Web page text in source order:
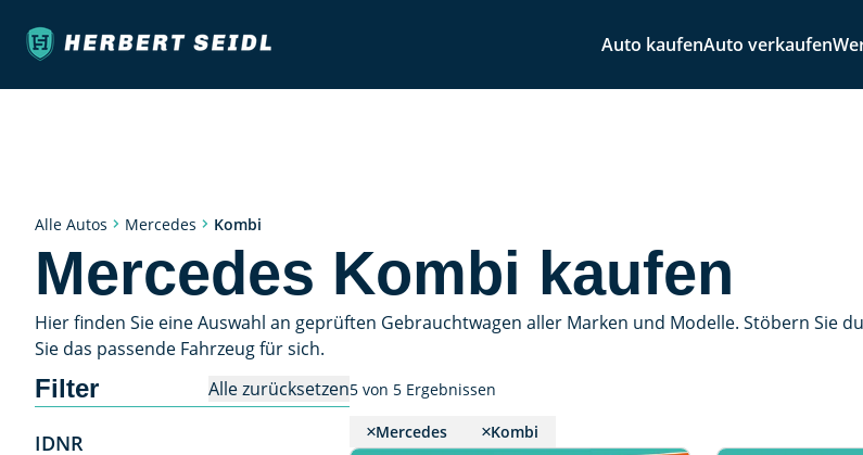
Auto kaufenAuto verkaufen
Alle Autos Mercedes Kombi
Mercedes Kombi kaufen
Hier finden Sie eine Auswahl an geprüften Gebrauchtwagen aller Marken und Modelle. Stöbern Sie
Sie das passende Fahrzeug für sich.
Filter Alle zurücksetzen
IDNR
5 von 5 Ergebnissen
Mercedes Kombi